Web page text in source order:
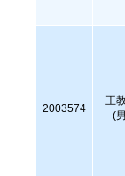
2003574
王
(